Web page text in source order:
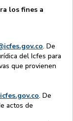
los fines a
. De
del Icfes para
que provienen
. De
actos de